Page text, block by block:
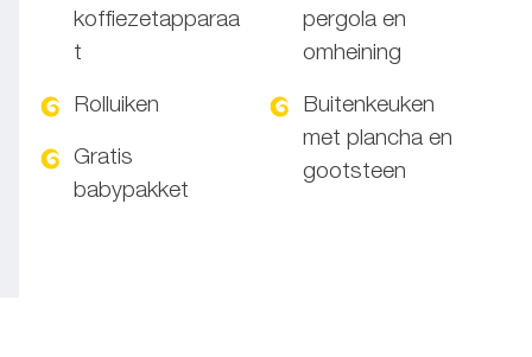
koffiezetapparaa
t
Rolluiken
Gratis
babypakket
pergola en
omheining
Buitenkeuken
met plancha en
gootsteen